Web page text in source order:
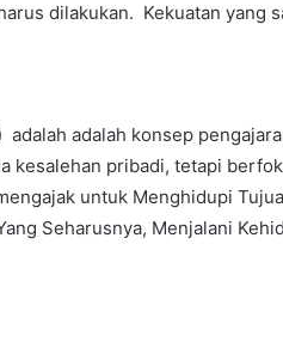
dilakukan. Kekuatan yang
adalah adalah konsep
kesalehan pribadi, tetapi
untuk Menghidupi
Seharusnya, Menjalani